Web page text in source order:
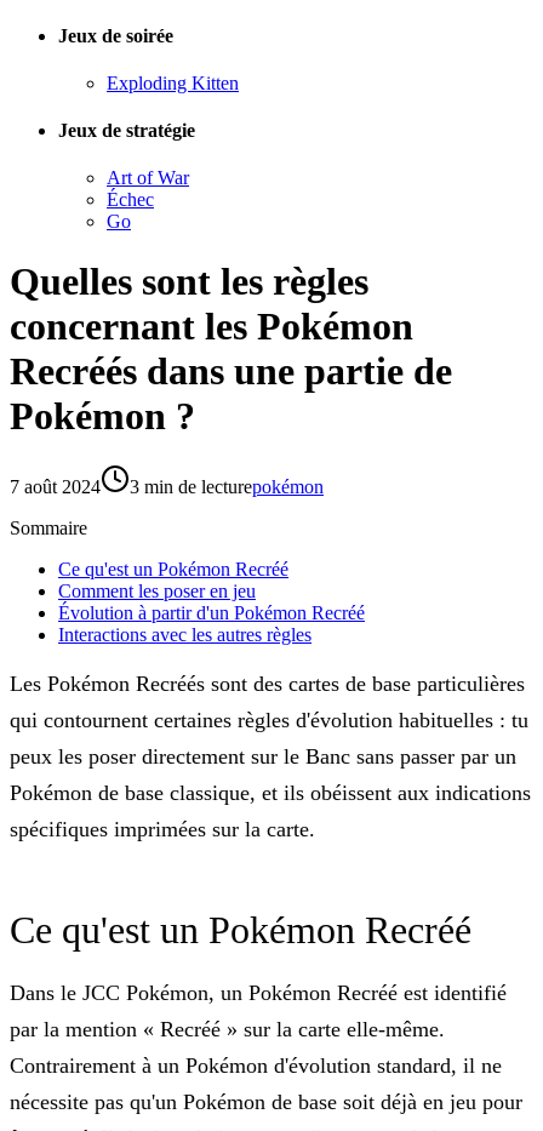
Jeux de soirée
Exploding Kitten
Jeux de stratégie
Art of War
Échec
Go
Quelles sont les règles
concernant les Pokémon
Recréés dans une partie de
Pokémon ?
7 août 2024 3 min de lecturepokémon
Sommaire
Ce qu'est un Pokémon Recréé
Comment les poser en jeu
Évolution à partir d'un Pokémon Recréé
Interactions avec les autres règles
Les Pokémon Recréés sont des cartes de base particulières
qui contournent certaines règles d'évolution habituelles : tu
peux les poser directement sur le Banc sans passer par un
Pokémon de base classique, et ils obéissent aux indications
spécifiques imprimées sur la carte.
Ce qu'est un Pokémon Recréé
Dans le JCC Pokémon, un Pokémon Recréé est identifié
par la mention « Recréé » sur la carte elle-même.
Contrairement à un Pokémon d'évolution standard, il ne
nécessite pas qu'un Pokémon de base soit déjà en jeu pour